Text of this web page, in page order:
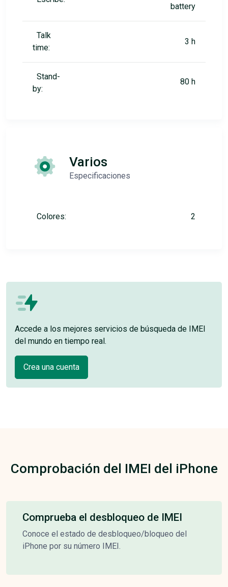
battery
Talk
time:
3 h
Stand-
by:
80 h
Varios
Especificaciones
Colores: 2
Accede a los mejores servicios de búsqueda de IMEI
del mundo en tiempo real.
Crea una cuenta
Comprobación del IMEI del iPhone
Comprueba el desbloqueo de IMEI
Conoce el estado de desbloqueo/bloqueo del
iPhone por su número IMEI.